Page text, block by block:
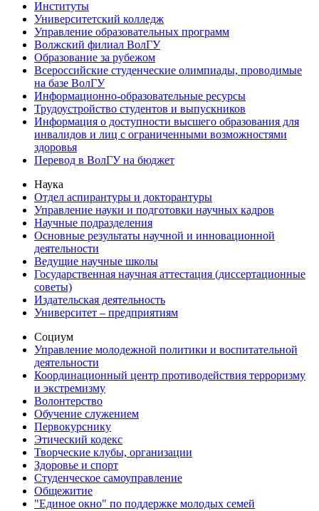
Институты
Университетский колледж
Управление образовательных программ
Волжский филиал ВолГУ
Образование за рубежом
Всероссийские студенческие олимпиады, проводимые
на базе ВолГУ
Информационно-образовательные ресурсы
Трудоустройство студентов и выпускников
Информация о доступности высшего образования для
инвалидов и лиц с ограниченными возможностями
здоровья
Перевод в ВолГУ на бюджет
Наука
Отдел аспирантуры и докторантуры
Управление науки и подготовки научных кадров
Научные подразделения
Основные результаты научной и инновационной
деятельности
Ведущие научные школы
Государственная научная аттестация (диссертационные
советы)
Издательская деятельность
Университет – предприятиям
Социум
Управление молодежной политики и воспитательной
деятельности
Координационный центр противодействия терроризму
и экстремизму
Волонтерство
Обучение служением
Первокурснику
Этический кодекс
Творческие клубы, организации
Здоровье и спорт
Студенческое самоуправление
Общежитие
"Единое окно" по поддержке молодых семей